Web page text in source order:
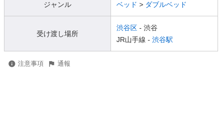
ジャンル ベッド > ダブルベッド
受け渡し場所
渋谷区 - 渋谷
JR山手線 - 渋谷駅
注意事項 通報